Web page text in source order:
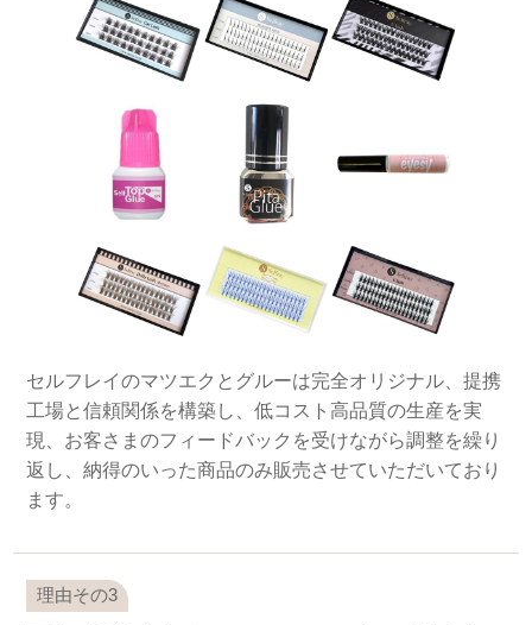
セルフレイのマツエクとグルーは完全オリジナル、提携
工場と信頼関係を構築し、低コスト高品質の生産を実
現、お客さまのフィードバックを受けながら調整を繰り
返し、納得のいった商品のみ販売させていただいており
ます。